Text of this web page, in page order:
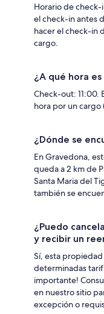
Horario de
el check-in antes
hacer el check-in
cargo.
¿A qué hora
Check-out: 11:00.
hora por un
¿Dónde se
En Gravedona,
queda a 2 km de
Santa Maria del
también se
¿Puedo
y recibir un
Sí, esta
determinadas
importante!
en nuestro sitio
excepción o